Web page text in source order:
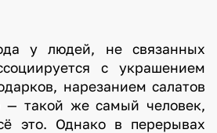
у людей, не связанных
с украшением
нарезанием салатов
— такой же самый человек,
это. Однако в перерывах